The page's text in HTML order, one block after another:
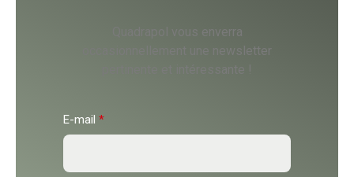
Quadrapol vous enverra
occasionnellement une newsletter
E-mail *